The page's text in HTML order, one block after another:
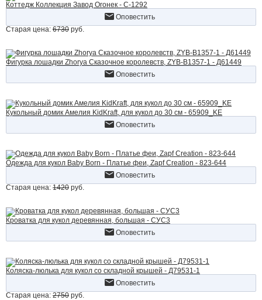
Коттедж Коллекция Завод Огонек - С-1292
Оповестить
Старая цена: 6730 руб.
Фигурка лошадки Zhorya Сказочное королевств, ZYB-B1357-1 - Д61449
Оповестить
Кукольный домик Амелия KidKraft, для кукол до 30 см - 65909_KE
Оповестить
Одежда для кукол Baby Born - Платье феи, Zapf Creation - 823-644
Оповестить
Старая цена: 1420 руб.
Кроватка для кукол деревянная, большая - СУС3
Оповестить
Коляска-люлька для кукол со складной крышей - Д79531-1
Оповестить
Старая цена: 2750 руб.